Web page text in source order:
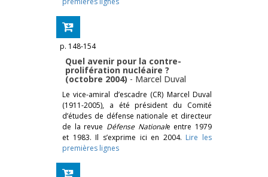
p. 148-154
Quel avenir pour la contre-
prolifération nucléaire ?
(octobre 2004) - Marcel Duval
Le vice-amiral d’escadre (CR) Marcel Duval
(1911-2005), a été président du Comité
d’études de défense nationale et directeur
de la revue Défense Nationale entre 1979
et 1983. Il s’exprime ici en 2004. Lire les
premières lignes